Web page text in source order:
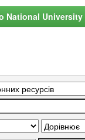
National